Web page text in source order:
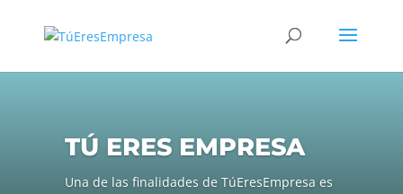
TÚ ERES EMPRESA
Una de las finalidades de TúEresEmpresa es